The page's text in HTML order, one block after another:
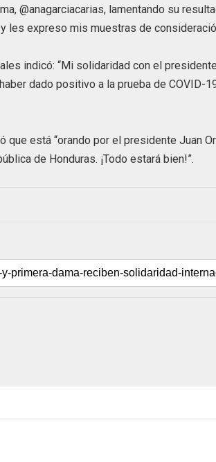
@anagarciacarias, lamentando su
les expreso mis muestras de
indicó: “Mi solidaridad con el
dado positivo a la prueba de COVID-
está “orando por el presidente Juan
de Honduras. ¡Todo estará bien!”.